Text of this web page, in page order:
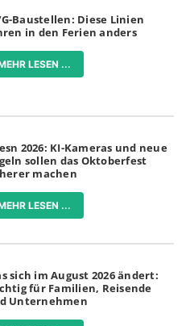
Baustellen: Diese Linien
in den Ferien anders
LESEN ...
2026: KI-Kameras und neue
sollen das Oktoberfest
machen
LESEN ...
sich im August 2026 ändert:
für Familien, Reisende
Unternehmen